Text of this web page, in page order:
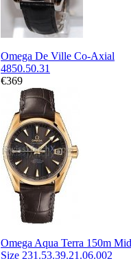
Omega De Ville Co-Axial
4850.50.31
€369
Omega Aqua Terra 150m
Size 231.53.39.21.06.002